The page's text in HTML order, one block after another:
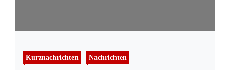
Kurznachrichten Nachrichten